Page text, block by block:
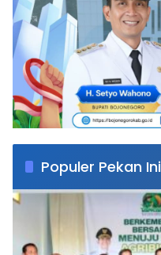
Populer Pekan Ini